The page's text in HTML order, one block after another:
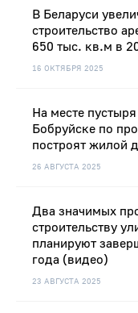
16 ОКТЯБРЯ 2025
В Беларуси
строительство
650 тыс. кв.м в
26 АВГУСТА 2025
На месте
Бобруйске по
построят жилой
23 АВГУСТА 2025
Два значимых
строительству
планируют
года (видео)